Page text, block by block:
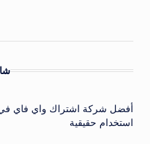
أفضل شركة اشتراك واي فاي في
استخدام حقيقية